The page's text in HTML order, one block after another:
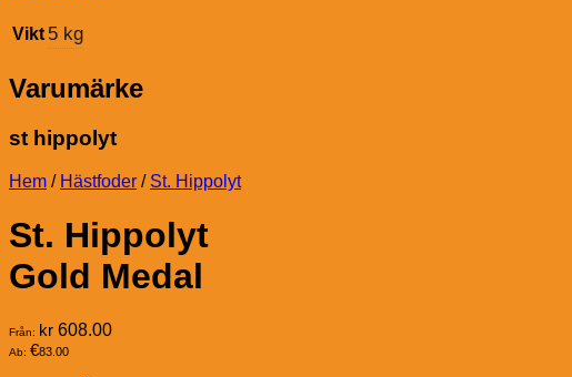
Vikt 5 kg
Varumärke
st hippolyt
Hem / Hästfoder / St. Hippolyt
St. Hippolyt
Gold Medal
Från: kr 608.00
Ab: €83.00